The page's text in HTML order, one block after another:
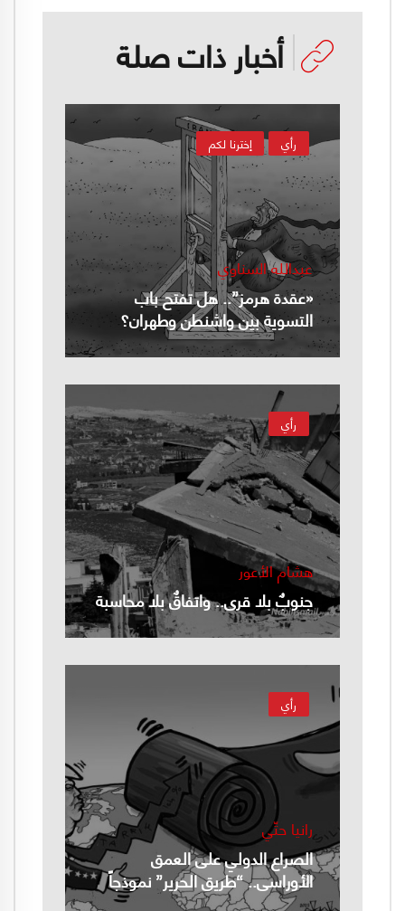
أخبار ذات صلة
إخترنا لكم رأي
عبدالله السناوي
«عقدة هرمز”.. هل تفتح باب
التسوية بين واشنطن وطهران؟
رأي
هشام الأعور
جنوبٌ بلا قرى.. واتفاقٌ بلا محاسبة
رأي
رانيا حتّي
الصراع الدولي على العمق
الأوراسي.. “طريق الحرير” نموذجاً